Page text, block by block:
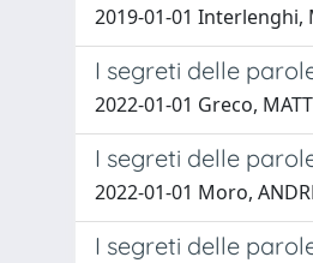
2019-01-01 Interlenghi,
I segreti delle
2022-01-01 Greco,
I segreti delle
2022-01-01 Moro,
I segreti delle